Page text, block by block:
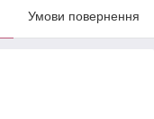
Умови повернення